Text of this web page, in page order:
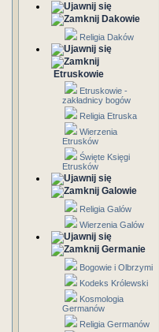
Dakowie
Religia Daków
Etruskowie
Etruskowie -
zakładnicy bogów
Religia Etruska
Wierzenia
Etrusków
Święte Księgi
Etrusków
Galowie
Religia Galów
Wierzenia Galów
Germanie
Bogowie i Olbrzymi
Kodeks Królewski
Kosmologia
Germanów
Religia Germanów